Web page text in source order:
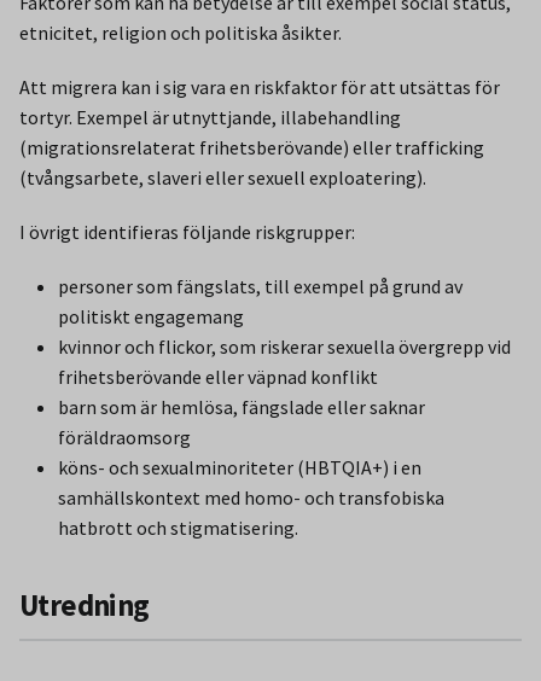
etnicitet, religion och politiska åsikter.
Att migrera kan i sig vara en riskfaktor för att utsättas för
tortyr. Exempel är utnyttjande, illabehandling
(migrationsrelaterat frihetsberövande) eller trafficking
(tvångsarbete, slaveri eller sexuell exploatering).
I övrigt identifieras följande riskgrupper:
personer som fängslats, till exempel på grund av
politiskt engagemang
kvinnor och flickor, som riskerar sexuella övergrepp vid
frihetsberövande eller väpnad konflikt
barn som är hemlösa, fängslade eller saknar
föräldraomsorg
köns- och sexualminoriteter (HBTQIA+) i en
samhällskontext med homo- och transfobiska
hatbrott och stigmatisering.
Utredning